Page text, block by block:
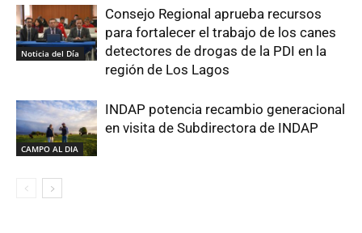
Noticia del Día
Consejo Regional aprueba recursos
para fortalecer el trabajo de los canes
detectores de drogas de la PDI en la
región de Los Lagos
CAMPO AL DIA
INDAP potencia recambio generacional
en visita de Subdirectora de INDAP